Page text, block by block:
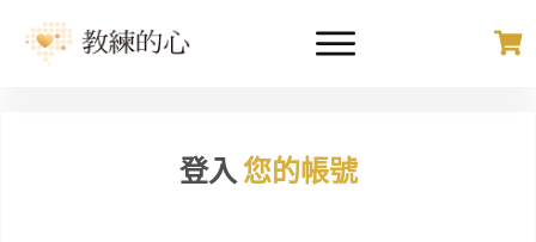
登入您的帳號